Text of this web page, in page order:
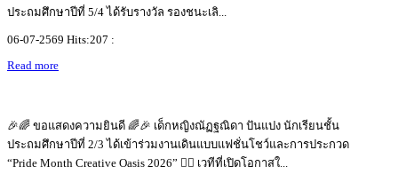
ประถมศึกษาปีที่ 5/4 ได้รับรางวัล รองชนะเลิ...
06-07-2569 Hits:207 :
Read more
🎉🌈 ขอแสดงความยินดี 🌈🎉 เด็กหญิงณัฏฐณิดา ปันแปง นักเรียนชั้น
ประถมศึกษาปีที่ 2/3 ได้เข้าร่วมงานเดินแบบแฟชั่นโชว์และการประกวด
“Pride Month Creative Oasis 2026” 🏳️‍🌈 เวทีที่เปิดโอกาสใ...